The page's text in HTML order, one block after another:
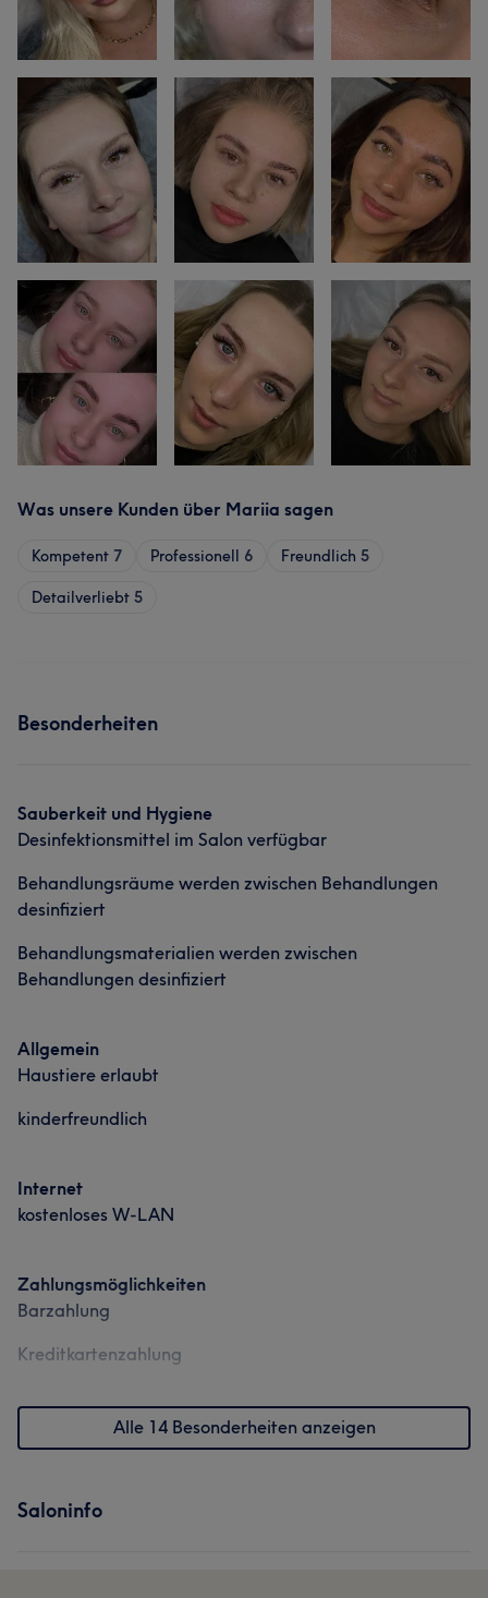
Was unsere Kunden über Mariia sagen
Kompetent 7 Professionell 6 Freundlich 5
Detailverliebt 5
Besonderheiten
Sauberkeit und Hygiene
Desinfektionsmittel im Salon verfügbar
Behandlungsräume werden zwischen Behandlungen
desinfiziert
Behandlungsmaterialien werden zwischen
Behandlungen desinfiziert
Allgemein
Haustiere erlaubt
kinderfreundlich
Internet
kostenloses W-LAN
Zahlungsmöglichkeiten
Barzahlung
Kreditkartenzahlung
Alle 14 Besonderheiten anzeigen
Saloninfo